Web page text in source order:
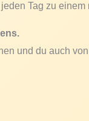
Tag zu
und du auch